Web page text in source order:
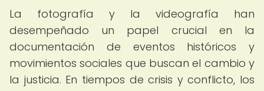
La fotografía y la videografía han
desempeñado un papel crucial en la
documentación de eventos históricos y
movimientos sociales que buscan el cambio y
la justicia. En tiempos de crisis y conflicto, los